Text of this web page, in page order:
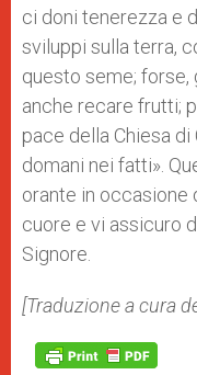
ci doni tenerezza e
sviluppi sulla terra,
questo seme; forse,
anche recare frutti;
pace della Chiesa
domani nei fatti».
orante in occasione
cuore e vi assicuro
Signore.
[Traduzione a cura